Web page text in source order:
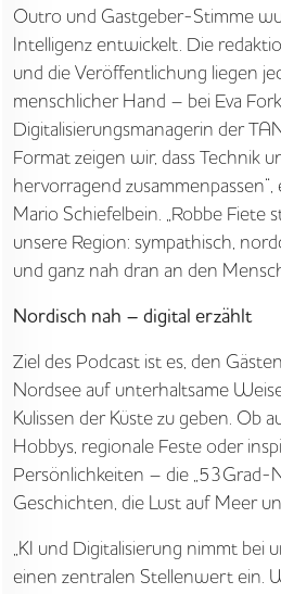
JOBS
Outro und Gastgeber-Stimme
Intelligenz entwickelt. Die
und die Veröffentlichung liegen
menschlicher Hand – bei Eva
Digitalisierungsmanagerin der
Format zeigen wir, dass Technik
hervorragend
Mario Schiefelbein. „Robbe Fiete
unsere Region: sympathisch,
und ganz nah dran an den
Nordisch nah – digital erzählt
Ziel des Podcast ist es, den
Nordsee auf unterhaltsame
Kulissen der Küste zu geben. Ob
Hobbys, regionale Feste oder
Persönlichkeiten – die „53Grad-
Geschichten, die Lust auf Meer
„KI und Digitalisierung nimmt bei
einen zentralen Stellenwert ein.